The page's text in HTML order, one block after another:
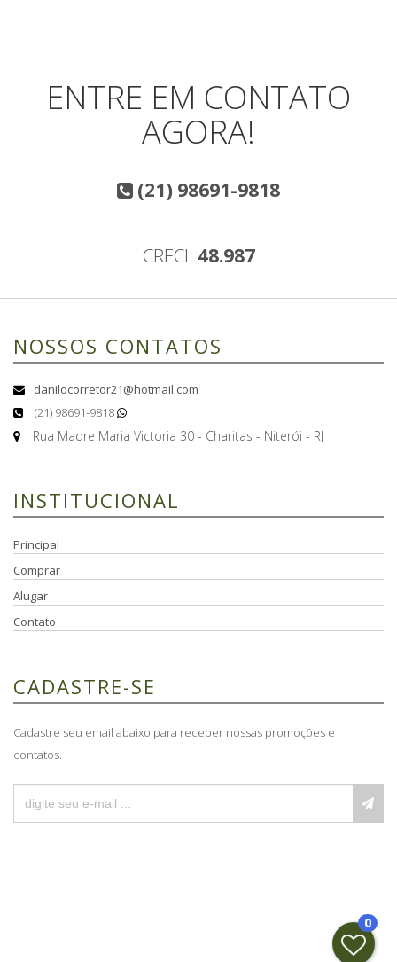
ENTRE EM CONTATO
AGORA!
(21) 98691-9818
CRECI: 48.987
NOSSOS CONTATOS
danilocorretor21@hotmail.com
(21) 98691-9818
Rua Madre Maria Victoria 30 - Charitas - Niterói - RJ
INSTITUCIONAL
Principal
Comprar
Alugar
Contato
CADASTRE-SE
Cadastre seu email abaixo para receber nossas promoções e
contatos.
0